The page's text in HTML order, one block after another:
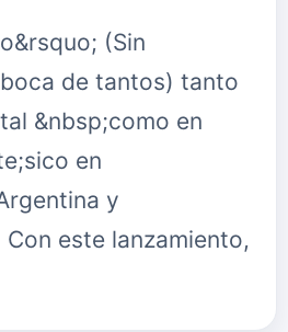
(Sin
de tantos) tanto
&nbsp;como en
en
y
este lanzamiento,